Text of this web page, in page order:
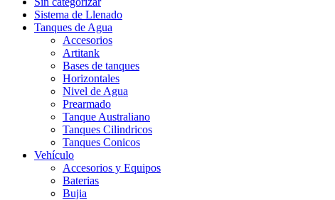
Sistema de Llenado
Tanques de Agua
Accesorios
Artitank
Bases de tanques
Horizontales
Nivel de Agua
Prearmado
Tanque Australiano
Tanques Cilindricos
Tanques Conicos
Vehículo
Accesorios y Equipos
Baterias
Bujia